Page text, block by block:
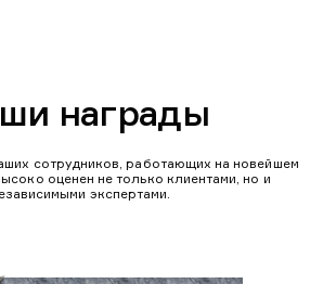
награды
сотрудников, работающих на новейшем
оценен не только клиентами, но и
экспертами.